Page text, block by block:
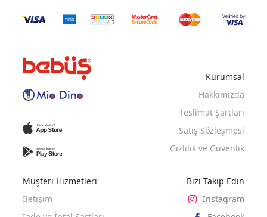
Kurumsal
Hakkımızda
Teslimat Şartları
Satış Sözleşmesi
Gizlilik ve Güvenlik
Müşteri Hizmetleri
İletişim
Bizi Takip Edin
Instagram